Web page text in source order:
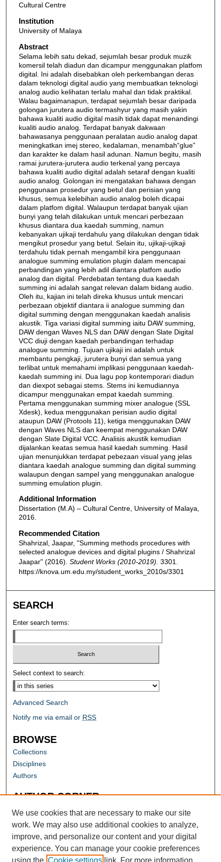
Cultural Centre
Institution
University of Malaya
Abstract
Selama lebih satu dekad, sejumlah besar produk muzik
komersil telah diadun dan dicampur menggunakan platfom
digital. Ini adalah disebabkan oleh perkembangan deras
dalam teknologi digital audio yang membuatkan teknologi
analog audio kelihatan terlalu mahal dan tidak praktikal.
Walau bagaimanapun, terdapat sejumlah besar daripada
golongan jurutera audio termashyur yang masih yakin
bahawa kualiti audio digital masih tidak dapat menandingi
kualiti audio analog. Terdapat banyak dakwaan
bahawasanya penggunaan peralatan audio analog dapat
meningkatkan imej stereo, kedalaman, menambah“glue”
dan karakter ke dalam hasil adunan. Namun begitu, masih
ramai jurutera-jurutera audio terkenal yang percaya
bahawa kualiti audio digital adalah setaraf dengan kualiti
audio analog. Golongan ini mengatakan bahawa dengan
penggunaan prosedur yang betul dan perisian yang
khusus, semua kelebihan audio analog boleh dicapai
dalam platfom digital. Walaupun terdapat banyak ujian
bunyi yang telah dilakukan untuk mencari perbezaan
khusus diantara dua kaedah summing, namun
kebanyakan ujikaji terdahulu yang dilakukan dengan tidak
mengikut prosedur yang betul. Selain itu, ujikaji-ujikaji
terdahulu tidak pernah mengambil kira penggunaan
analogue summing emulation plugin dalam mencapai
perbandingan yang lebih adil diantara platfom audio
analog dan digital. Perdebatan tentang dua kaedah
summing ini adalah sangat relevan dalam bidang audio.
Oleh itu, kajian ini telah direka khusus untuk mencari
perbezaan objektif diantara ii analogue summing dan
digital summing dengan menggunakan kaedah analisis
akustik. Tiga variasi digital summing iaitu DAW summing,
DAW dengan Waves NLS dan DAW dengan Slate Digital
VCC diuji dengan kaedah perbandingan terhadap
analogue summing. Tujuan ujikaji ini adalah untuk
membantu pengkaji, jurutera bunyi dan semua yang
terlibat untuk memahami implikasi penggunaan kaedah-
kaedah summing ini. Dua lagu pop kontemporari diadun
dan diexpot sebagai stems. Stems ini kemudiannya
dicampur menggunakan empat kaedah summing.
Pertama menggunakan summing mixer analogue (SSL
Xdesk), kedua menggunakan perisian audio digital
ataupun DAW (Protools 11), ketiga menggunakan DAW
dengan Waves NLS dan keempat menggunakan DAW
dengan Slate Digital VCC. Analisis akustik kemudian
dijalankan keatas semua hasil kaedah summing. Hasil
ujian menunjukkan terdapat pebezaan visual yang jelas
diantara kaedah analogue summing dan digital summing
walaupun dengan sampel yang menggunakan analogue
summing emulation plugin.
Additional Information
Dissertation (M.A) – Cultural Centre, University of Malaya,
2016.
Recommended Citation
Shahrizal, Jaapar, "Summing methods procedures with
selected analogue devices and digital plugins / Shahrizal
Jaapar" (2016). Student Works (2010-2019) . 3301.
https://knova.um.edu.my/student_works_2010s/3301
SEARCH
Enter search terms:
Select context to search:
Advanced Search
Notify me via email or RSS
BROWSE
Collections
Disciplines
Authors
AUTHOR CORNER
Author FAQ
We use cookies that are necessary to make our site
work. We may also use additional cookies to analyze,
improve, and personalize our content and your digital
experience. You can manage your cookie preferences
using the Cookie settings link. For more information,